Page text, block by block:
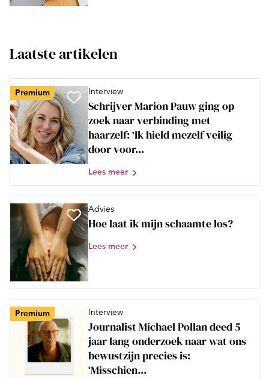
Laatste artikelen
Premium Interview
Schrijver Marion Pauw ging op
zoek naar verbinding met
haarzelf: ‘Ik hield mezelf veilig
door voor...
Lees meer
Advies
Hoe laat ik mijn schaamte los?
Lees meer
Premium Interview
Journalist Michael Pollan deed 5
jaar lang onderzoek naar wat ons
bewustzijn precies is:
‘Misschien...